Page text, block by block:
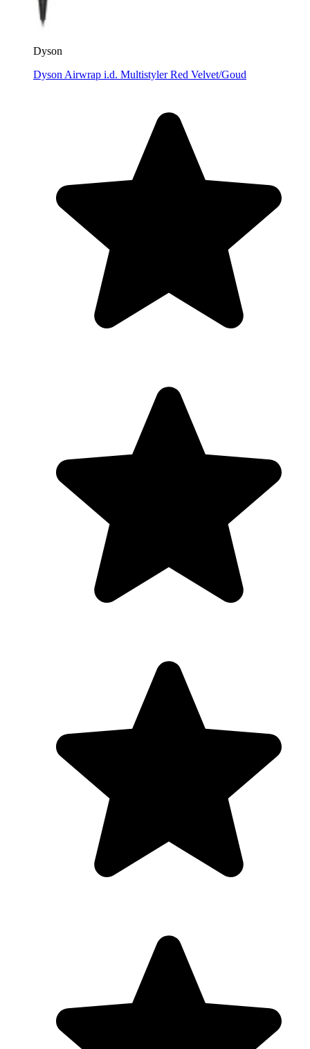
Dyson
Dyson Airwrap i.d. Multistyler Red Velvet/Goud